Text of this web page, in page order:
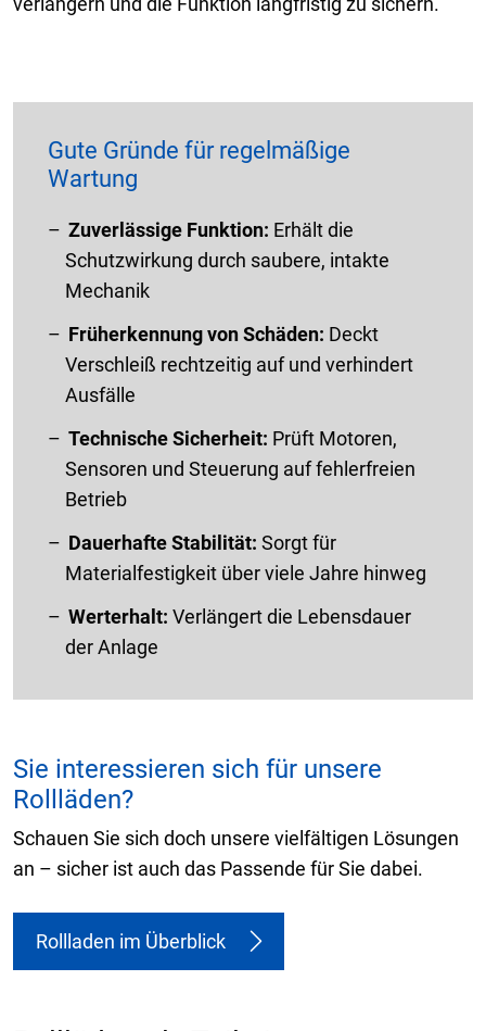
Gute Gründe für regelmäßige
Wartung
Zuverlässige Funktion: Erhält die
Schutzwirkung durch saubere, intakte
Mechanik
Früherkennung von Schäden: Deckt
Verschleiß rechtzeitig auf und verhindert
Ausfälle
Technische Sicherheit: Prüft Motoren,
Sensoren und Steuerung auf fehlerfreien
Betrieb
Dauerhafte Stabilität: Sorgt für
Materialfestigkeit über viele Jahre hinweg
Werterhalt: Verlängert die Lebensdauer
der Anlage
Sie interessieren sich für unsere
Rollläden?
Schauen Sie sich doch unsere vielfältigen Lösungen
an – sicher ist auch das Passende für Sie dabei.
Rollladen im Überblick